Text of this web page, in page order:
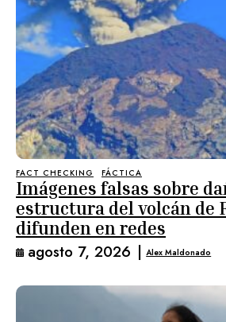
FACT CHECKING FÁCTICA
Imágenes falsas sobre
estructura del volcán de
difunden en redes
agosto 7, 2026 | Alex Maldonado